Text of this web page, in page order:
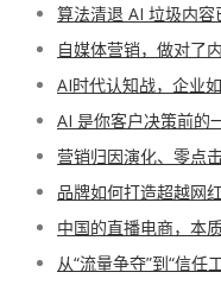
算法清退 AI 垃圾内容
自媒体营销，做对了
AI时代认知战，企业
AI 是你客户决策前的
营销归因演化、零点
品牌如何打造超越网
中国的直播电商，本
从“流量争夺”到“信任